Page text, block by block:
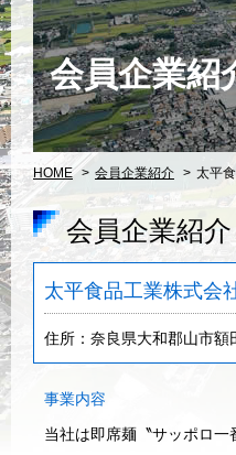
会員企業紹
HOME > 会員企業紹介 > 太平
会員企業紹介
太平食品工業株式会
住所：奈良県大和郡山市額
事業内容
当社は即席麺〝サッポロ